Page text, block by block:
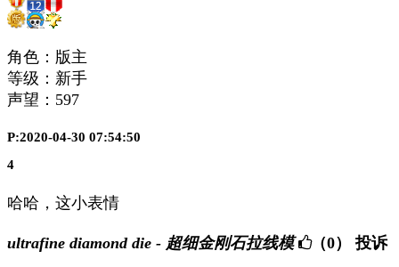
角色：版主
等级：新手
声望： 597
P:2020-04-30 07:54:50
4
哈哈，这小表情
ultrafine diamond die - 超细金刚石拉线模 （0） 投诉